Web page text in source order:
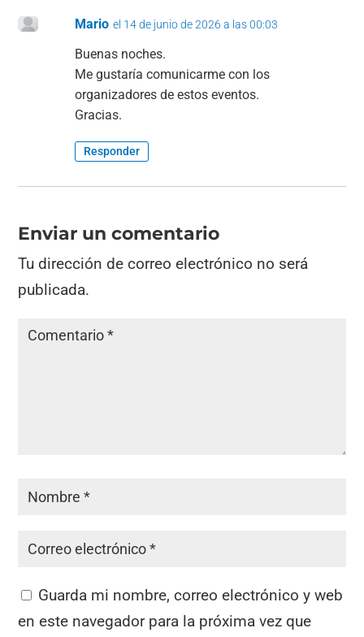
Mario el 14 de junio de 2026 a las 00:03
Buenas noches.
Me gustaría comunicarme con los
organizadores de estos eventos.
Gracias.
Responder
Enviar un comentario
Tu dirección de correo electrónico no será
publicada.
Guarda mi nombre, correo electrónico y web
en este navegador para la próxima vez que